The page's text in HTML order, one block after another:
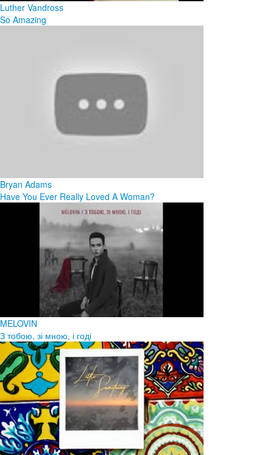
Luther Vandross
So Amazing
Bryan Adams
Have You Ever Really Loved A Woman?
MELOVIN
З тобою, зі мною, і годі